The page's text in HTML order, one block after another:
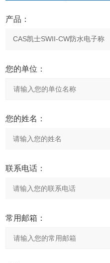
产品：
您的单位：
您的姓名：
联系电话：
常用邮箱：